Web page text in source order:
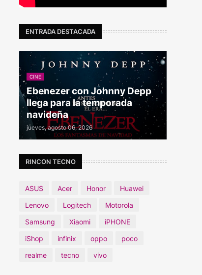
ENTRADA DESTACADA
CINE
Ebenezer con Johnny Depp
llega para la temporada
navideña
jueves, agosto 06, 2026
RINCON TECNO
ASUS Acer Honor
Huawei
Lenovo
Logitech
Motorola
Samsung
Xiaomi
iPHONE
iShop
infinix oppo
poco
realme
tecno vivo